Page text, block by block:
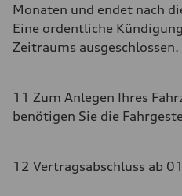
Monaten und endet nach
Eine ordentliche
Zeitraums ausgeschlossen.
11 Zum Anlegen Ihres
benötigen Sie die
12 Vertragsabschluss ab